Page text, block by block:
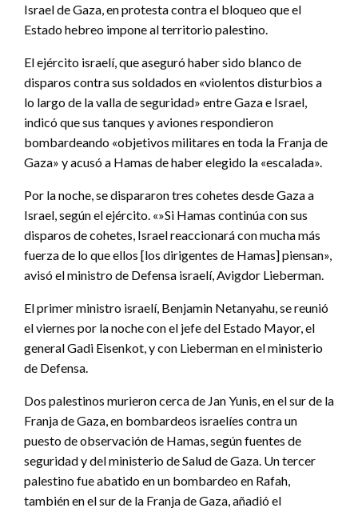
Israel de Gaza, en protesta contra el bloqueo que el
Estado hebreo impone al territorio palestino.
El ejército israelí, que aseguró haber sido blanco de
disparos contra sus soldados en «violentos disturbios a
lo largo de la valla de seguridad» entre Gaza e Israel,
indicó que sus tanques y aviones respondieron
bombardeando «objetivos militares en toda la Franja de
Gaza» y acusó a Hamas de haber elegido la «escalada».
Por la noche, se dispararon tres cohetes desde Gaza a
Israel, según el ejército. «»Si Hamas continúa con sus
disparos de cohetes, Israel reaccionará con mucha más
fuerza de lo que ellos [los dirigentes de Hamas] piensan»,
avisó el ministro de Defensa israelí, Avigdor Lieberman.
El primer ministro israelí, Benjamin Netanyahu, se reunió
el viernes por la noche con el jefe del Estado Mayor, el
general Gadi Eisenkot, y con Lieberman en el ministerio
de Defensa.
Dos palestinos murieron cerca de Jan Yunis, en el sur de la
Franja de Gaza, en bombardeos israelíes contra un
puesto de observación de Hamas, según fuentes de
seguridad y del ministerio de Salud de Gaza. Un tercer
palestino fue abatido en un bombardeo en Rafah,
también en el sur de la Franja de Gaza, añadió el